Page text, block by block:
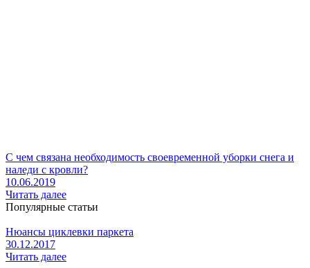
С чем связана необходимость своевременной уборки снега и
наледи с кровли?
10.06.2019
Читать далее
Популярные статьи
Нюансы циклевки паркета
30.12.2017
Читать далее